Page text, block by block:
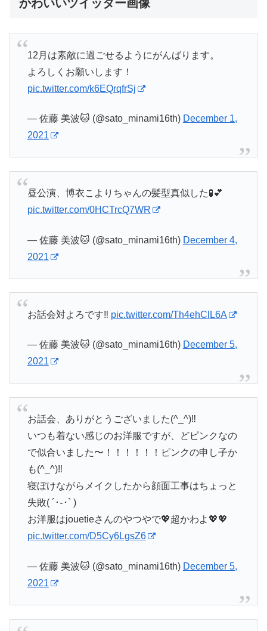
かわいいツイッター画像
12月は素敵に過ごせるようにがんばります。
よろしくお願いします！
pic.twitter.com/k6EQrqfrSj
— 佐藤 美波🐱 (@sato_minami16th) December 1,
2021
昼公演、博衣こよりちゃんの髪型真似した🧪💕
pic.twitter.com/0HCTrcQ7WR
— 佐藤 美波🐱 (@sato_minami16th) December 4,
2021
お話会対よろです‼️ pic.twitter.com/Th4ehClL6A
— 佐藤 美波🐱 (@sato_minami16th) December 5,
2021
お話会、ありがとうございました(^_^)‼️
いつも着ない感じのお洋服ですが、どピンクなの
で似合いました〜！！！！！！ピンクの申し子か
も(^_^)‼️
寝ぼけながらメイクしたから顔面工事はちょっと
失敗( ´･֊･` )
お洋服はjouetieさんのやつやで💖超かわよ💖💖
pic.twitter.com/D5Cy6LgsZ6
— 佐藤 美波🐱 (@sato_minami16th) December 5,
2021